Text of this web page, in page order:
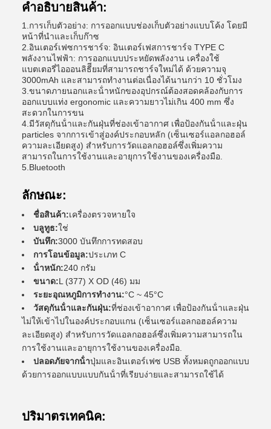
คําอธิบายสินค้า:
1.การเก็บตัวอย่าง: การออกแบบช่องเก็บตัวอย่างแบบโค้ง โดยมี
หน้าที่นําและเก็บก๊าซ
2.อินเตอร์เฟซการชาร์จ: อินเตอร์เฟสการชาร์จ TYPE C
พลังงานไฟฟ้า: การออกแบบประหยัดพลังงาน เครื่องใช้
แบตเตอรี่ไอออนลิธีียมที่สามารถชาร์จใหม่ได้ ด้วยความจุ
3000mAh และสามารถทํางานต่อเนื่องได้นานกว่า 10 ชั่วโมง
3.ขนาดภายนอกและน้ําหนักของอุปกรณ์ต้องสอดคล้องกับการ
ออกแบบแท่ง ergonomic และความยาวไม่เกิน 400 mm ซึ่ง
สะดวกในการขน
4.มีวัสดุกันน้ําและกันฝุ่นที่ช่องเข้าอากาศ เพื่อป้องกันน้ําและฝุ่น
particles จากการเข้าสู่องค์ประกอบหลัก (เซ็นเซอร์แอลกอฮอล์
ความละเอียดสูง) สําหรับการวัดแอลกอฮอล์ซึ่งเพิ่มความ
สามารถในการใช้งานและอายุการใช้งานของเครื่องมือ.
5.Bluetooth
ลักษณะ:
ชื่อสินค้า:เครื่องตรวจหายใจ
บลูทูธ:ใช่
บันทึก:3000 บันทึกการทดสอบ
การโอนข้อมูล:ประเภท C
น้ําหนัก:240 กรัม
ขนาด:L (377) X OD (46) มม
ระยะอุณหภูมิการทํางาน:°C ~ 45°C
วัสดุกันน้ําและกันฝุ่น:ที่ช่องเข้าอากาศ เพื่อป้องกันน้ําและฝุ่น
ไม่ให้เข้าไปในองค์ประกอบแกน (เซ็นเซอร์แอลกอฮอล์ความ
ละเอียดสูง) สําหรับการวัดแอลกอฮอล์ซึ่งเพิ่มความสามารถใน
การใช้งานและอายุการใช้งานของเครื่องมือ.
ปลอดภัยจากน้ําปุ่มและอินเตอร์เฟซ USB ทั้งหมดถูกออกแบบ
ด้วยการออกแบบแบบกันน้ําที่เรียบง่ายและสามารถใช้ได้
ปริมาตรเทคนิค: